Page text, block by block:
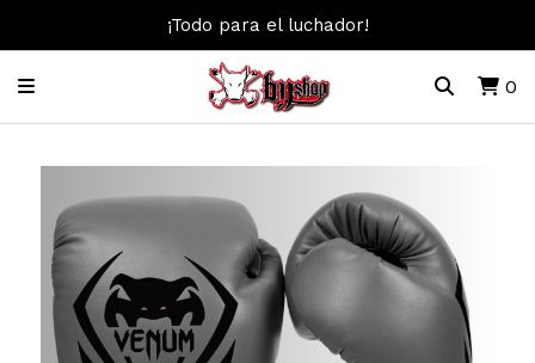
¡Todo para el luchador!
0